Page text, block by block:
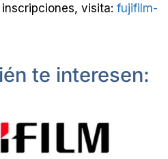
visita: fujifilm-
te interesen: